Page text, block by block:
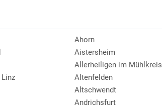
Ahorn
Aistersheim
Allerheiligen im Mühlkreis
Altenfelden
Altschwendt
Andrichsfurt